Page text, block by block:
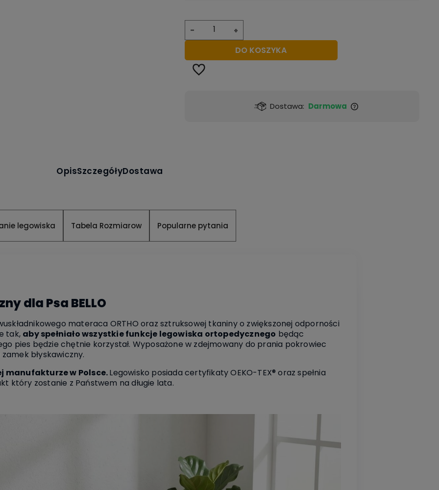
M L XL 2XL
+
-
DO KOSZYKA
Dostawa: Darmowa
OpisSzczegółyDostawa
legowiska Tabela Rozmiarow Popularne pytania
dla Psa BELLO
materaca ORTHO oraz sztruksowej tkaniny o zwiększonej odporności
tak, aby spełniało wszystkie funkcje legowiska ortopedycznego będąc
pies będzie chętnie korzystał. Wyposażone w zdejmowany do prania pokrowiec
błyskawiczny.
manufakturze w Polsce.Legowisko posiada certyfikaty OEKO-TEX® oraz spełnia
który zostanie z Państwem na długie lata.